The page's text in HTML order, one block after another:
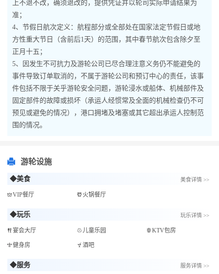
上不退不改，确须退改的，提供凭证并以轮司实际申请结果为
准；
4、节假日航次定义：航程部分或全部处在国家法定节假日或地
方性重大节日（含前后1天）的范围，其中春节航次包含除夕至
正月十五；
5、因发生不可抗力及游轮公司已尽合理注意义务仍不能避免的
事件导致订单取消的，不属于游轮公司和预订中心的责任，该事
件包括不限于关乎游轮安全问题，游轮浸水或船体、机械部件及
固定部件的故障或损坏（承运人经惯常及全面的机械检查仍不可
预见或避免的情况），港口拥堵及堵塞或其它超出承运人控制范
围的情况。
游轮设施
◆美食 美食详情 >>
VIP餐厅 火锅餐厅
◆玩乐 玩乐详情 >>
宴会大厅 儿童乐园 KTV包房
健身房 酒吧
◆服务 服务详情 >>